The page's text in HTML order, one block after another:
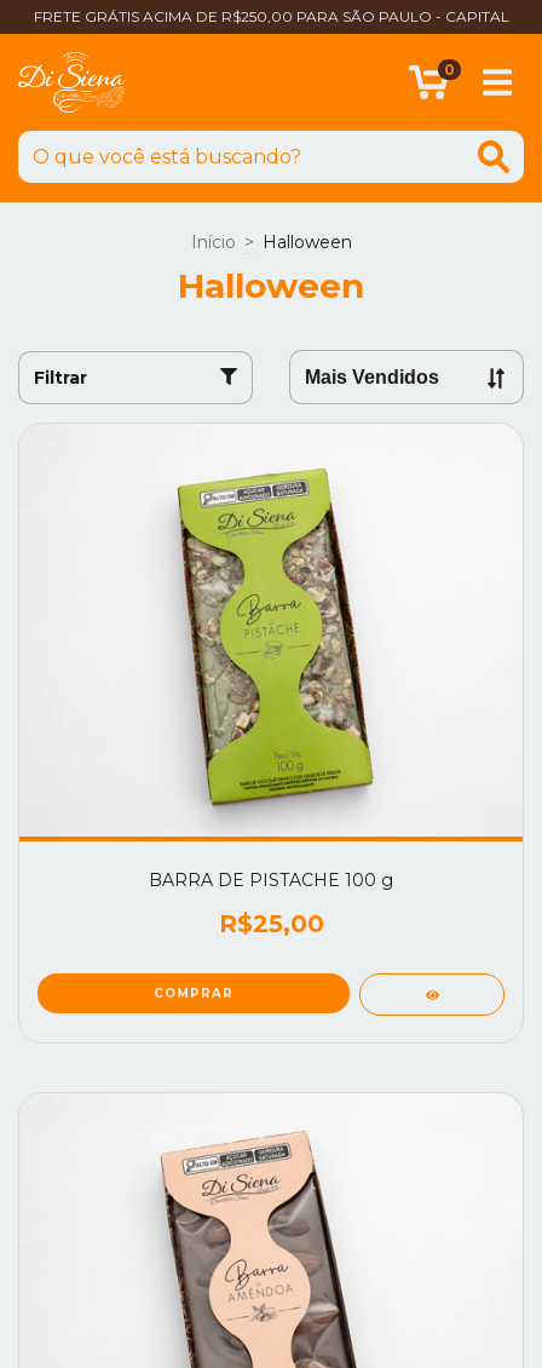
FRETE GRÁTIS ACIMA DE R$250,00 PARA SÃO PAULO - CAPITAL
0
Início > Halloween
Halloween
Filtrar
BARRA DE PISTACHE 100 g
R$25,00